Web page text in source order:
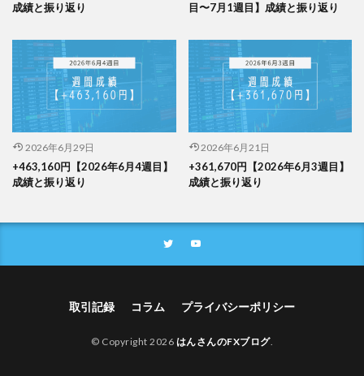
成績と振り返り
目〜7月1週目】成績と振り返り
2026年6月29日
+463,160円【2026年6月4週目】
成績と振り返り
2026年6月21日
+361,670円【2026年6月3週目】
成績と振り返り
取引記録 コラム プライバシーポリシー
© Copyright 2026 はんさんのFXブログ.